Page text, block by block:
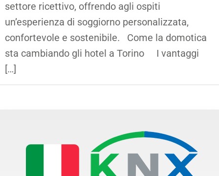
settore ricettivo, offrendo agli ospiti
un’esperienza di soggiorno personalizzata,
confortevole e sostenibile. Come la domotica
sta cambiando gli hotel a Torino I vantaggi
[…]